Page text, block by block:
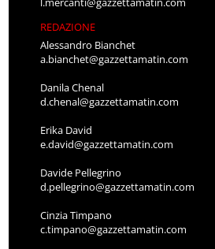
REDAZIONE
Alessandro Bianchet
a.bianchet@gazzettamatin.com
Danila Chenal
d.chenal@gazzettamatin.com
Erika David
e.david@gazzettamatin.com
Davide Pellegrino
d.pellegrino@gazzettamatin.com
Cinzia Timpano
c.timpano@gazzettamatin.com